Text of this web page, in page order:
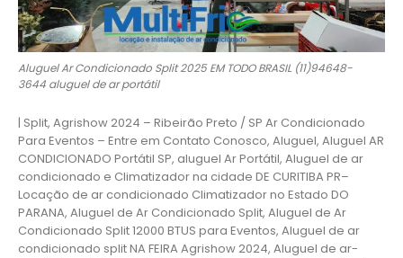
Aluguel Ar Condicionado Split 2025 EM TODO BRASIL (11)94648-
3644 aluguel de ar portátil
| Split, Agrishow 2024 – Ribeirão Preto / SP Ar Condicionado
Para Eventos – Entre em Contato Conosco, Aluguel, Aluguel AR
CONDICIONADO Portátil SP, aluguel Ar Portátil, Aluguel de ar
condicionado e Climatizador na cidade DE CURITIBA PR–
Locação de ar condicionado Climatizador no Estado DO
PARANA, Aluguel de Ar Condicionado Split, Aluguel de Ar
Condicionado Split 12000 BTUS para Eventos, Aluguel de ar
condicionado split NA FEIRA Agrishow 2024, Aluguel de ar-